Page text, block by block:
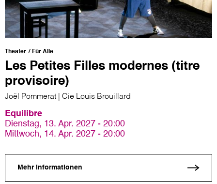
Theater Für Alle
Les Petites Filles modernes (titre
provisoire)
Joël Pommerat | Cie Louis Brouillard
Equilibre
Dienstag, 13. Apr. 2027 - 20:00
Mittwoch, 14. Apr. 2027 - 20:00
Mehr Informationen